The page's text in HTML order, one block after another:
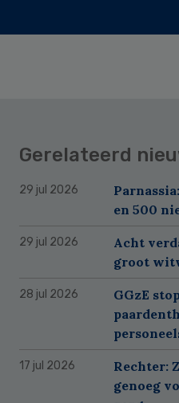
Gerelateerd
29 jul 2026
en 500
29 jul 2026
Acht
groot
28 jul 2026
GGzE
17 jul 2026
Rechter:
genoeg